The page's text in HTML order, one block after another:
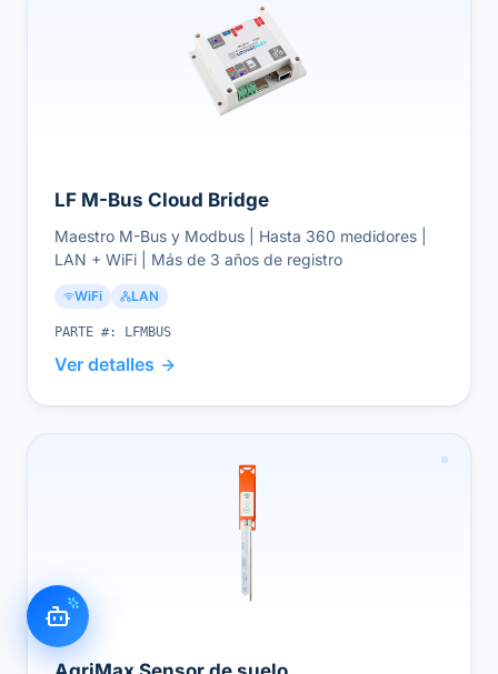
LF M-Bus Cloud Bridge
Maestro M-Bus y Modbus | Hasta 360 medidores |
LAN + WiFi | Más de 3 años de registro
WiFi LAN
PARTE #: LFMBUS
Ver detalles